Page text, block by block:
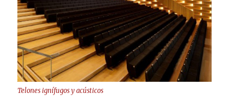
Telones ignífugos y acústicos